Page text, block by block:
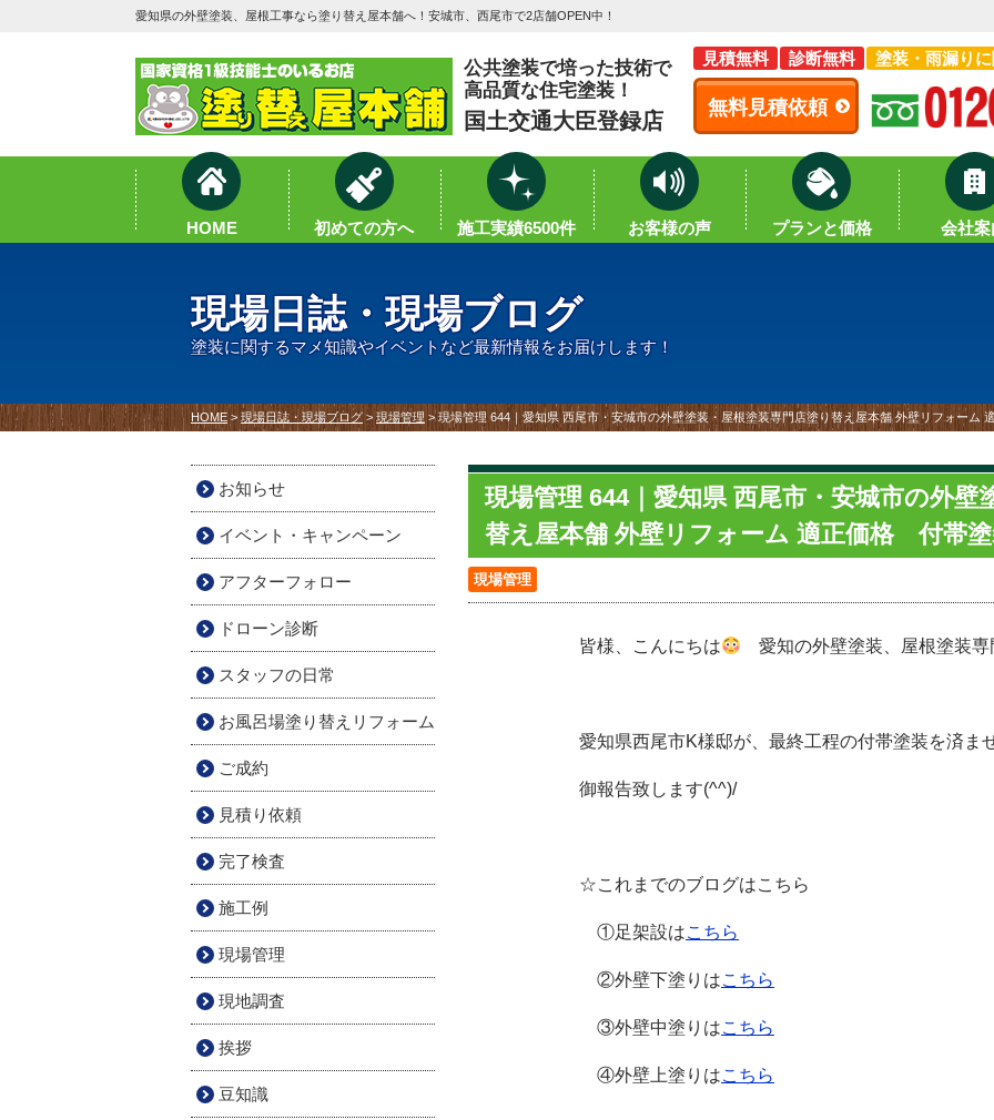
愛知県の外壁塗装、屋根工事なら塗り替え屋本舗へ！安城市、西尾市で2店舗OPEN中！
公共塗装で培った技術で
高品質な住宅塗装！
国土交通大臣登録店
見積無料 診断無料 塗装・雨漏り
無料見積依頼
HOME 初めての方へ 施工実績6500件 お客様の声 プランと価格 会社
現場日誌・現場ブログ
塗装に関するマメ知識やイベントなど最新情報をお届けします！
HOME> 現場日誌・現場ブログ > 現場管理 >現場管理 644｜愛知県 西尾市・安城市の外壁塗装・屋根塗装専門店塗り替え屋本舗 外壁リフォーム
現場管理 644｜愛知県 西尾市・安城市の外壁
替え屋本舗 外壁リフォーム 適正価格 付帯
現場管理
皆様、こんにちは 愛知の外壁塗装、屋根塗装専
愛知県西尾市K様邸が、最終工程の付帯塗装を済ま
御報告致します(^^)/
☆これまでのブログはこちら
①足架設はこちら
②外壁下塗りはこちら
③外壁中塗りはこちら
④外壁上塗りはこちら
お知らせ
イベント・キャンペーン
アフターフォロー
ドローン診断
スタッフの日常
お風呂場塗り替えリフォーム
ご成約
見積り依頼
完了検査
施工例
現場管理
現地調査
挨拶
豆知識